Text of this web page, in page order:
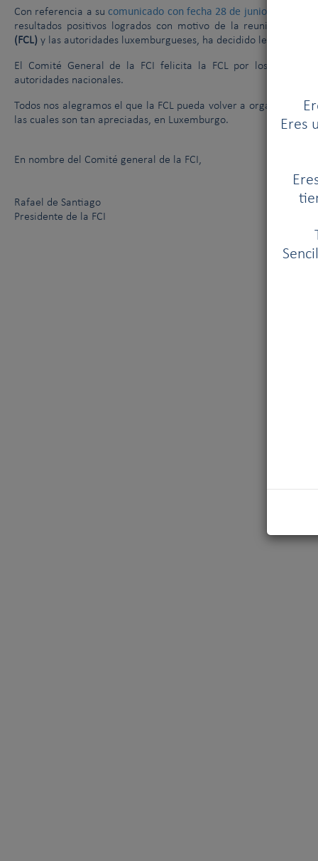
Eres
Con referencia a sucomunicado con fecha 28 de junio de 2018
resultados positivos logrados con motivo de la reunión entre
(FCL) y las autoridades luxemburgueses, ha decidido levantar la
El Comité General de la FCI felicita la FCL por los
autoridades nacionales.
Todos nos alegramos el que la FCL pueda volver a organizar
las cuales son tan apreciadas, en Luxemburgo.
En nombre del Comité general de la FCI,
Rafael de Santiago
Presidente de la FCI